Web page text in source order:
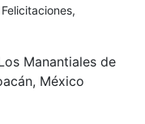
Felicitaciones,
Manantiales de
México